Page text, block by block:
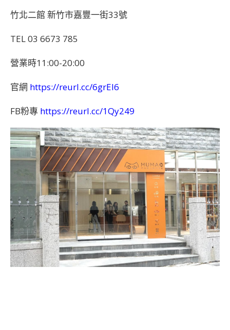
竹北二館 新竹市嘉豐一街33號
TEL 03 6673 785
營業時11:00-20:00
官網 https://reurl.cc/6grEl6
FB粉專 https://reurl.cc/1Qy249